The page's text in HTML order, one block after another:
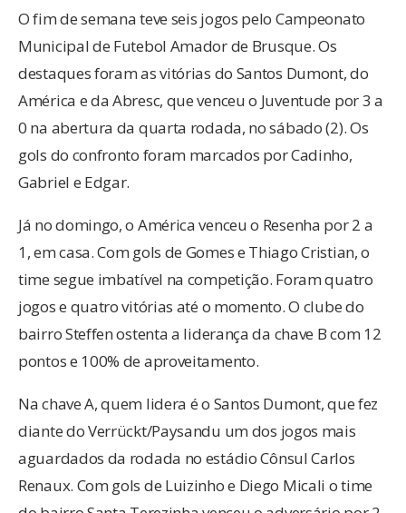
O fim de semana teve seis jogos pelo Campeonato
Municipal de Futebol Amador de Brusque. Os
destaques foram as vitórias do Santos Dumont, do
América e da Abresc, que venceu o Juventude por 3 a
0 na abertura da quarta rodada, no sábado (2). Os
gols do confronto foram marcados por Cadinho,
Gabriel e Edgar.
Já no domingo, o América venceu o Resenha por 2 a
1, em casa. Com gols de Gomes e Thiago Cristian, o
time segue imbatível na competição. Foram quatro
jogos e quatro vitórias até o momento. O clube do
bairro Steffen ostenta a liderança da chave B com 12
pontos e 100% de aproveitamento.
Na chave A, quem lidera é o Santos Dumont, que fez
diante do Verrückt/Paysandu um dos jogos mais
aguardados da rodada no estádio Cônsul Carlos
Renaux. Com gols de Luizinho e Diego Micali o time